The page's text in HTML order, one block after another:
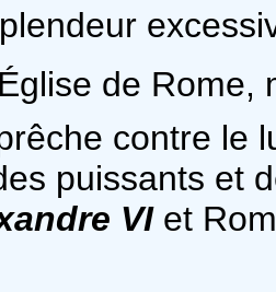
de
contre le
puissants et
VI et